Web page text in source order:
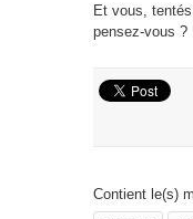
Et vous, tentés
pensez-vous ?
Contient le(s)